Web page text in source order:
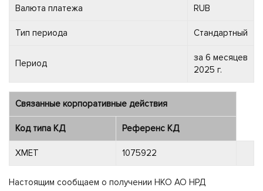
Валюта платежа RUB
Тип периода Стандартный
Период
за 6 месяцев
2025 г.
Связанные корпоративные действия
Код типа КД Референс КД
XMET 1075922
Настоящим сообщаем о получении НКО АО НРД